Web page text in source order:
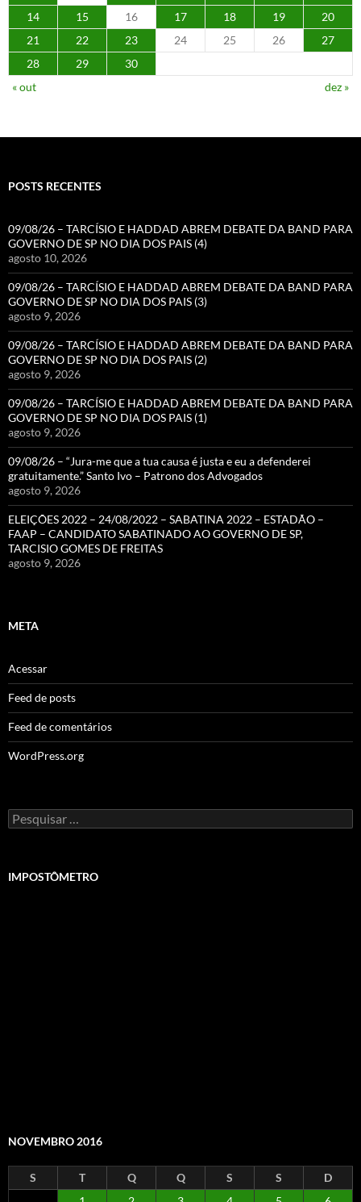
14
15 16 17 18 19
20
21
22 23 24 25 26
27
28
29
30
« out
dez »
POSTS RECENTES
09/08/26 – TARCÍSIO E HADDAD ABREM DEBATE DA BAND PARA
GOVERNO DE SP NO DIA DOS PAIS (4)
agosto 10, 2026
09/08/26 – TARCÍSIO E HADDAD ABREM DEBATE DA BAND PARA
GOVERNO DE SP NO DIA DOS PAIS (3)
agosto 9, 2026
09/08/26 – TARCÍSIO E HADDAD ABREM DEBATE DA BAND PARA
GOVERNO DE SP NO DIA DOS PAIS (2)
agosto 9, 2026
09/08/26 – TARCÍSIO E HADDAD ABREM DEBATE DA BAND PARA
GOVERNO DE SP NO DIA DOS PAIS (1)
agosto 9, 2026
09/08/26 – “Jura-me que a tua causa é justa e eu a defenderei
gratuitamente.” Santo Ivo – Patrono dos Advogados
agosto 9, 2026
ELEIÇÕES 2022 – 24/08/2022 – SABATINA 2022 – ESTADÃO –
FAAP – CANDIDATO SABATINADO AO GOVERNO DE SP,
TARCISIO GOMES DE FREITAS
agosto 9, 2026
META
Acessar
Feed de posts
Feed de comentários
WordPress.org
Pesquisar
por:
IMPOSTÔMETRO
NOVEMBRO 2016
S T Q Q S S
D